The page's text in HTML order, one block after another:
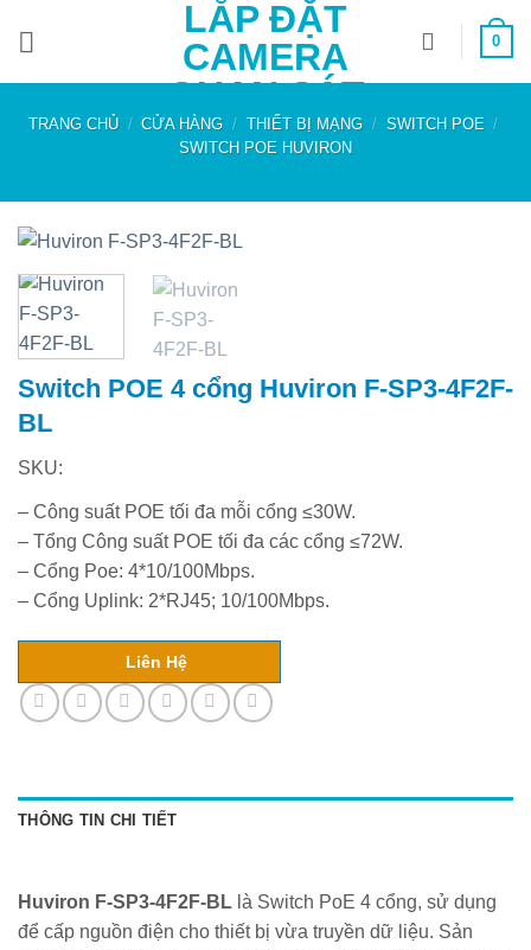
LẮP ĐẶT
CAMERA
QUAN SÁT
0
TRANG CHỦ / CỬA HÀNG / THIẾT BỊ MẠNG / SWITCH POE /
SWITCH POE HUVIRON
Switch POE 4 cổng Huviron F-SP3-4F2F-
BL
SKU:
– Công suất POE tối đa mỗi cổng ≤30W.
– Tổng Công suất POE tối đa các cổng ≤72W.
– Cổng Poe: 4*10/100Mbps.
– Cổng Uplink: 2*RJ45; 10/100Mbps.
Liên Hệ
THÔNG TIN CHI TIẾT
Huviron F-SP3-4F2F-BL là Switch PoE 4 cổng, sử dụng
để cấp nguồn điện cho thiết bị vừa truyền dữ liệu. Sản